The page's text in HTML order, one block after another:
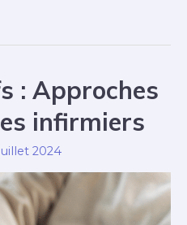
: Approches
infirmiers
2024